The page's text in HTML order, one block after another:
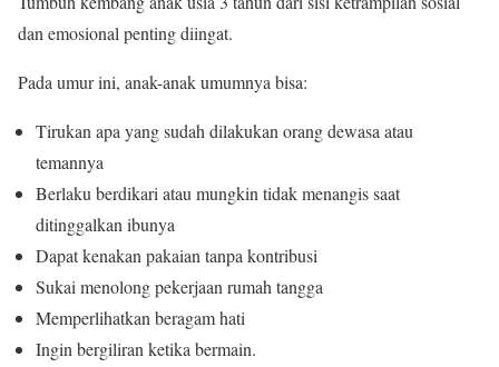
dan emosional penting diingat.
Pada umur ini, anak-anak umumnya bisa:
Tirukan apa yang sudah dilakukan orang dewasa atau
temannya
Berlaku berdikari atau mungkin tidak menangis saat
ditinggalkan ibunya
Dapat kenakan pakaian tanpa kontribusi
Sukai menolong pekerjaan rumah tangga
Memperlihatkan beragam hati
Ingin bergiliran ketika bermain.